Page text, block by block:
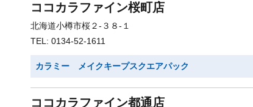
ココカラファイン桜町店
北海道小樽市桜２-３８-１
TEL: 0134-52-1611
カラミー メイクキープスクエアパック
ココカラファイン都通店